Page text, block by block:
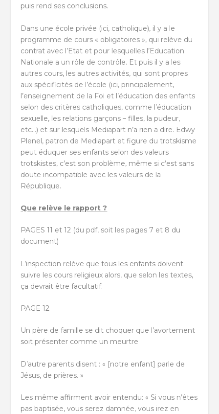
puis rend ses conclusions.
Dans une école privée (ici, catholique), il y a le
programme de cours « obligatoires », qui relève du
contrat avec l’Etat et pour lesquelles l’Education
Nationale a un rôle de contrôle. Et puis il y a les
autres cours, les autres activités, qui sont propres
aux spécificités de l’école (ici, principalement,
l’enseignement de la Foi et l’éducation des enfants
selon des critères catholiques, comme l’éducation
sexuelle, les relations garçons – filles, la pudeur,
etc…) et sur lesquels Mediapart n’a rien a dire. Edwy
Plenel, patron de Mediapart et figure du trotskisme
peut éduquer ses enfants selon des valeurs
trotskistes, c’est son problème, même si c’est sans
doute incompatible avec les valeurs de la
République.
Que relève le rapport ?
PAGES 11 et 12 (du pdf, soit les pages 7 et 8 du
document)
L’inspection relève que tous les enfants doivent
suivre les cours religieux alors, que selon les textes,
ça devrait être facultatif.
PAGE 12
Un père de famille se dit choquer que l’avortement
soit présenter comme un meurtre
D’autre parents disent : « [notre enfant] parle de
Jésus, de prières. »
Les même affirment avoir entendu: « Si vous n’êtes
pas baptisée, vous serez damnée, vous irez en